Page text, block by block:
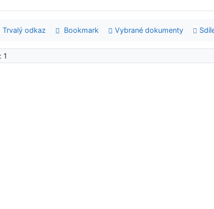
Trvalý odkaz Bookmark Vybrané dokumenty
1